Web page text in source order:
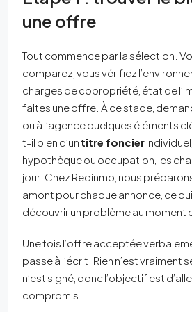
une offre
Tout commence par la sélection.
comparez, vous vérifiez
charges de copropriété, état de
faites une offre. À ce stade,
ou à l’agence quelques éléments
t-il bien d’un titre foncier
hypothèque ou occupation, les
jour. Chez Redinmo, nous
amont pour chaque annonce, ce
découvrir un problème au moment
Une fois l’offre acceptée
passe à l’écrit. Rien n’est vraiment
n’est signé, donc l’objectif est
compromis.